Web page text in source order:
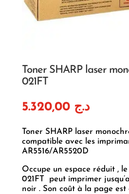
Toner SHARP laser
021FT
د.ج 5.320,00
Toner SHARP laser
compatible avec les
AR5516/AR5520D
Occupe un espace réduit ,
021FT peut imprimer
noir . Son coût à la page est